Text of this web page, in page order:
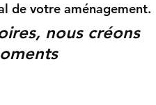
de votre aménagement.
nous créons